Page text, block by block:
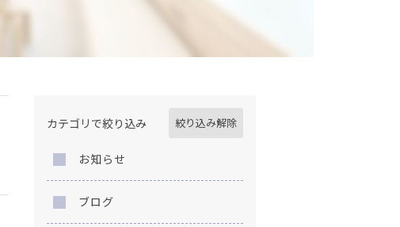
カテゴリで絞り込み 絞り込み解除
お知らせ
ブログ